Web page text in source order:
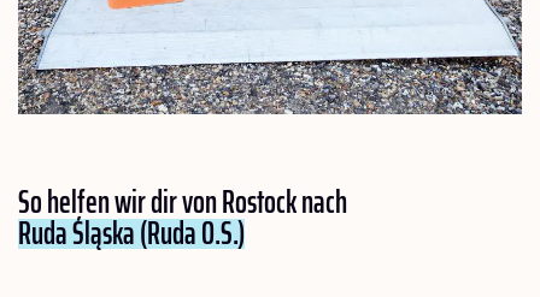
So helfen wir dir von Rostock nach
Ruda Śląska (Ruda O.S.)